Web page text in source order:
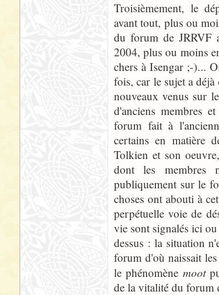
Troisièmement, le
avant tout, plus ou
du forum de JRRVF
2004, plus ou moins
chers à Isengar ;-)...
fois, car le sujet a
nouveaux venus sur
d'anciens membres
forum fait à
certains en matière
Tolkien et son
dont les membres
publiquement sur le
choses ont abouti à
perpétuelle voie de
vie sont signalés ici
dessus : la situation
forum d'où naissait
le phénomène moot
de la vitalité du forum